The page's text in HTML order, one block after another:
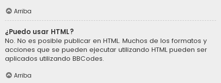
Arriba
¿Puedo usar HTML?
No. No es posible publicar en HTML. Muchos de los formatos y
acciones que se pueden ejecutar utilizando HTML pueden ser
aplicados utilizando BBCodes.
Arriba